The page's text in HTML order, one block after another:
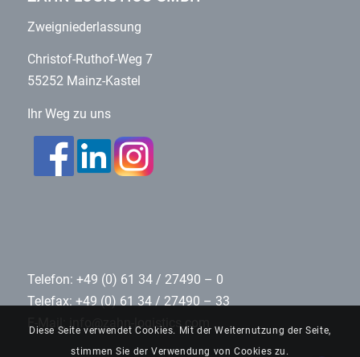
Zweigniederlassung
Christof-Ruthof-Weg 7
55252 Mainz-Kastel
Ihr Weg zu uns
Telefon: +49 (0) 61 34 / 27490 – 0
Telefax: +49 (0) 61 34 / 27490 – 33
E-Mail: info@zahn-logistics.com
Diese Seite verwendet Cookies. Mit der Weiternutzung der Seite,
stimmen Sie der Verwendung von Cookies zu.